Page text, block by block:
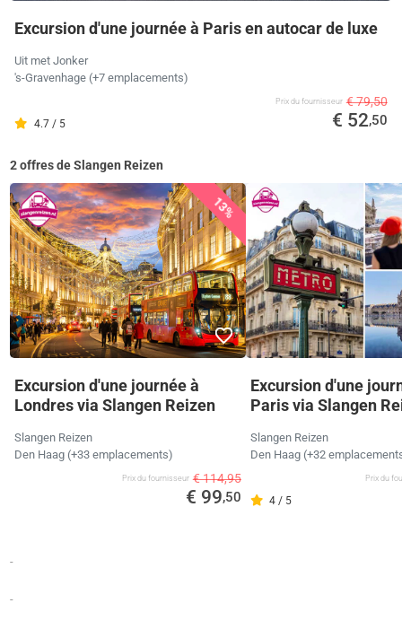
Excursion d'une journée à Paris en autocar de luxe
Uit met Jonker
's-Gravenhage (+7 emplacements)
4.7 / 5
Prix ​​du fournisseur € 79,50
€ 52,50
2 offres de Slangen Reizen
13%
Excursion d'une journée à
Londres via Slangen Reizen
Slangen Reizen
Den Haag (+33 emplacements)
Prix ​​du fournisseur € 114,95
€ 99,50
Excursion d'une
Paris via Slangen
Slangen Reizen
Den Haag (+32
4 / 5
Prix ​​du
-
-